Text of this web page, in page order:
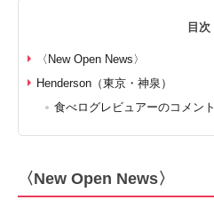
目次
〈New Open News〉
Henderson（東京・神泉）
食べログレビュアーのコメント
〈New Open News〉